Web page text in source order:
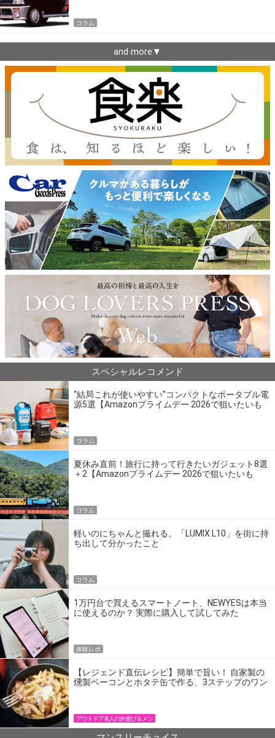
コラム
and more▼
スペシャルレコメンド
“結局これが使いやすい”コンパクトなポータブル電
源5選【Amazonプライムデー 2026で狙いたいも
コラム
夏休み直前！旅行に持って行きたいガジェット8選
＋2【Amazonプライムデー 2026で狙いたいも
コラム
軽いのにちゃんと撮れる。「LUMIX L10」を街に持
ち出して分かったこと
コラム
1万円台で買えるスマートノート、NEWYESは本当
に使えるのか？ 実際に購入して試してみた
体験レポ
【レジェンド直伝レシピ】簡単で旨い！ 自家製の
燻製ベーコンとホタテ缶で作る、3ステップのワン
アウトドア名人の外遊び＆メシ